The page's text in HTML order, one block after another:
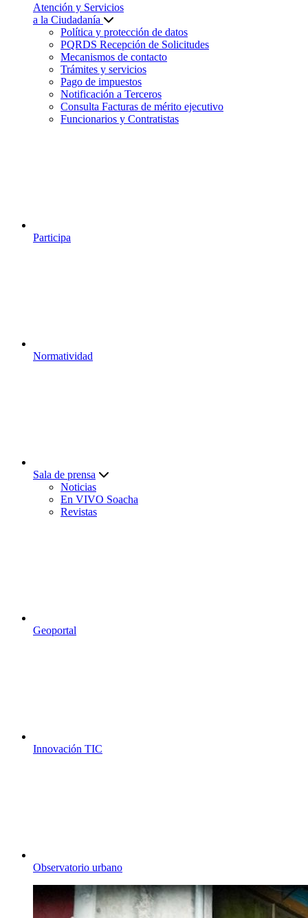
Atención y Servicios
a la Ciudadanía
Política y protección de datos
PQRDS Recepción de Solicitudes
Mecanismos de contacto
Trámites y servicios
Pago de impuestos
Notificación a Terceros
Consulta Facturas de mérito ejecutivo
Funcionarios y Contratistas
Participa
Normatividad
Sala de prensa
Noticias
En VIVO Soacha
Revistas
Geoportal
Innovación TIC
Observatorio urbano